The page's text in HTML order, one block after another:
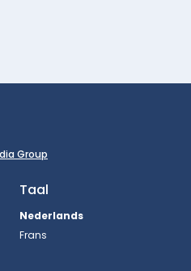
Group
Taal
Nederlands
Frans